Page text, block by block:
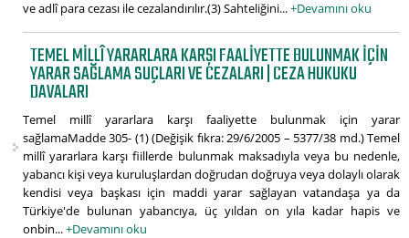
ve adlî para cezası ile cezalandırılır.(3) Sahteliğini...+Devamını oku
TEMEL MILLÎ YARARLARA KARŞI FAALIYETTE BULUNMAK IÇIN
YARAR SAĞLAMA SUÇLARI VE CEZALARI | CEZA HUKUKU
DAVALARI
Temel millî yararlara karşı faaliyette bulunmak için yarar
sağlamaMadde 305- (1) (Değişik fıkra: 29/6/2005 – 5377/38 md.) Temel
millî yararlara karşı fiillerde bulunmak maksadıyla veya bu nedenle,
yabancı kişi veya kuruluşlardan doğrudan doğruya veya dolaylı olarak
kendisi veya başkası için maddi yarar sağlayan vatandaşa ya da
Türkiye'de bulunan yabancıya, üç yıldan on yıla kadar hapis ve
onbin...+Devamını oku